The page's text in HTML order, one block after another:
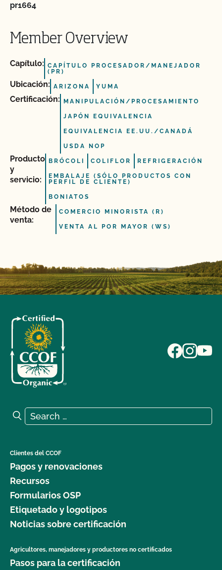
pr1664
Member Overview
Capítulo: CAPÍTULO PROCESADOR/MANEJADOR
(PR)
Ubicación: ARIZONA YUMA
Certificación: MANIPULACIÓN/PROCESAMIENTO
JAPÓN EQUIVALENCIA
EQUIVALENCIA EE.UU./CANADÁ
USDA NOP
Producto
y
servicio:
BRÓCOLI COLIFLOR REFRIGERACIÓN
EMBALAJE (SÓLO PRODUCTOS CON
PERFIL DE CLIENTE)
BONIATOS
Método de
venta:
COMERCIO MINORISTA (R)
VENTA AL POR MAYOR (WS)
Search for:
Search
Clientes del CCOF
Pagos y renovaciones
Recursos
Formularios OSP
Etiquetado y logotipos
Noticias sobre certificación
Agricultores, manejadores y productores no certificados
Pasos para la certificación